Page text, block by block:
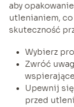
aby
utlenianiem,
skuteczność
Wybierz
Zwróć
Upewnij
przed